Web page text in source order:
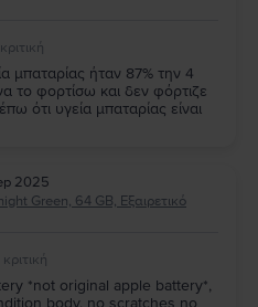
μπαταρίας ήταν 87% την 4
το φορτίσω και δεν φόρτιζε
ότι υγεία μπαταρίας είναι
2025
Green, 64 GB, Εξαιρετικό
*not original apple battery*,